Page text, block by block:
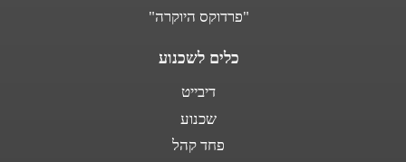
"פרדוקס היוקרה"
כלים לשכנוע
דיבייט
שכנוע
פחד קהל